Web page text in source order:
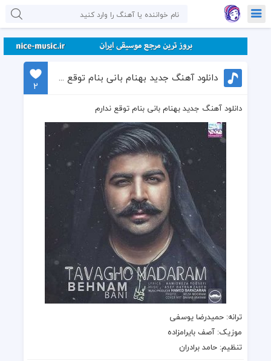
دانلود آهنگ جدید بهنام بانی بنام توقع ندارم
2
دانلود آهنگ جدید بهنام بانی بنام توقع ندارم
ترانه: حمیدرضا یوسفی
موزیک: آصف بایرامزاده
تنظیم:حامد برادران